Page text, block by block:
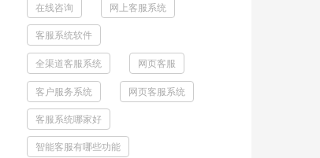
在线咨询 网上客服系统
客服系统软件
全渠道客服系统 网页客服
客户服务系统 网页客服系统
客服系统哪家好
智能客服有哪些功能